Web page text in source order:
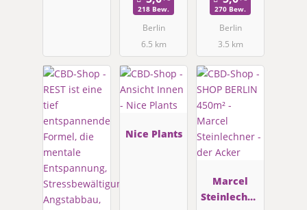
218 Bew.
Berlin
6.5 km
270 Bew.
Berlin
3.5 km
Nice Plants
Marcel
Steinlechne